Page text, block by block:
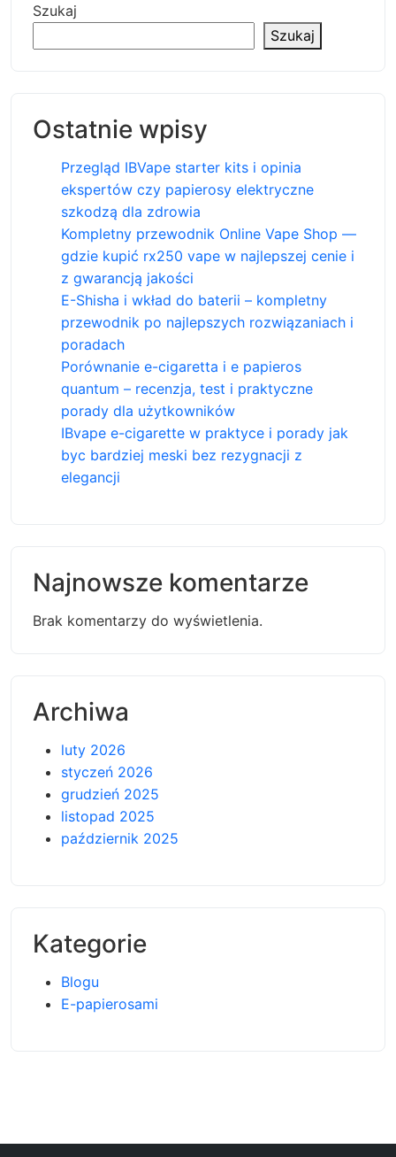
Szukaj
Szukaj
Ostatnie wpisy
Przegląd IBVape starter kits i opinia
ekspertów czy papierosy elektryczne
szkodzą dla zdrowia
Kompletny przewodnik Online Vape Shop —
gdzie kupić rx250 vape w najlepszej cenie i
z gwarancją jakości
E-Shisha i wkład do baterii – kompletny
przewodnik po najlepszych rozwiązaniach i
poradach
Porównanie e-cigaretta i e papieros
quantum – recenzja, test i praktyczne
porady dla użytkowników
IBvape e-cigarette w praktyce i porady jak
byc bardziej meski bez rezygnacji z
elegancji
Najnowsze komentarze
Brak komentarzy do wyświetlenia.
Archiwa
luty 2026
styczeń 2026
grudzień 2025
listopad 2025
październik 2025
Kategorie
Blogu
E-papierosami